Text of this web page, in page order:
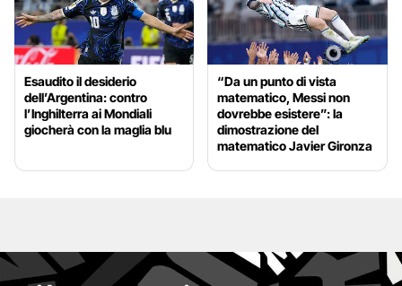
Esaudito il desiderio
dell’Argentina: contro
l’Inghilterra ai Mondiali
giocherà con la maglia blu
“Da un punto di vista
matematico, Messi non
dovrebbe esistere”: la
dimostrazione del
matematico Javier Gironza